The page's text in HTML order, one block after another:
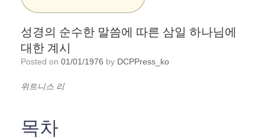
성경의 순수한 말씀에 따른 삼일 하나님에
대한 계시
Posted on 01/01/1976 by DCPPress_ko
위트니스 리
목차